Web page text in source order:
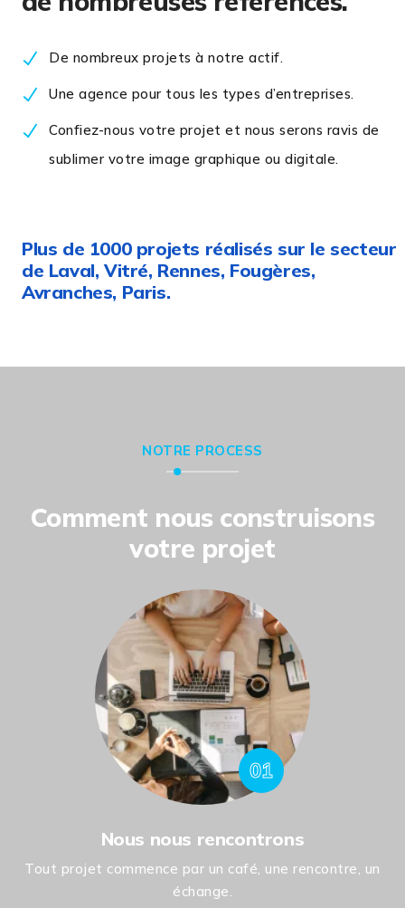
De nombreux projets à notre actif.
Une agence pour tous les types d’entreprises.
Confiez-nous votre projet et nous serons ravis de
sublimer votre image graphique ou digitale.
Plus de 1000 projets réalisés sur le secteur
de Laval, Vitré, Rennes, Fougères,
Avranches, Paris.
NOTRE PROCESS
Comment nous construisons
votre projet
01
Nous nous rencontrons
Tout projet commence par un café, une rencontre, un
échange.